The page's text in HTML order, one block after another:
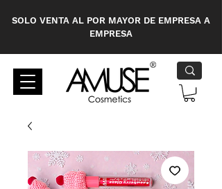
SOLO VENTA AL POR MAYOR DE EMPRESA A
EMPRESA